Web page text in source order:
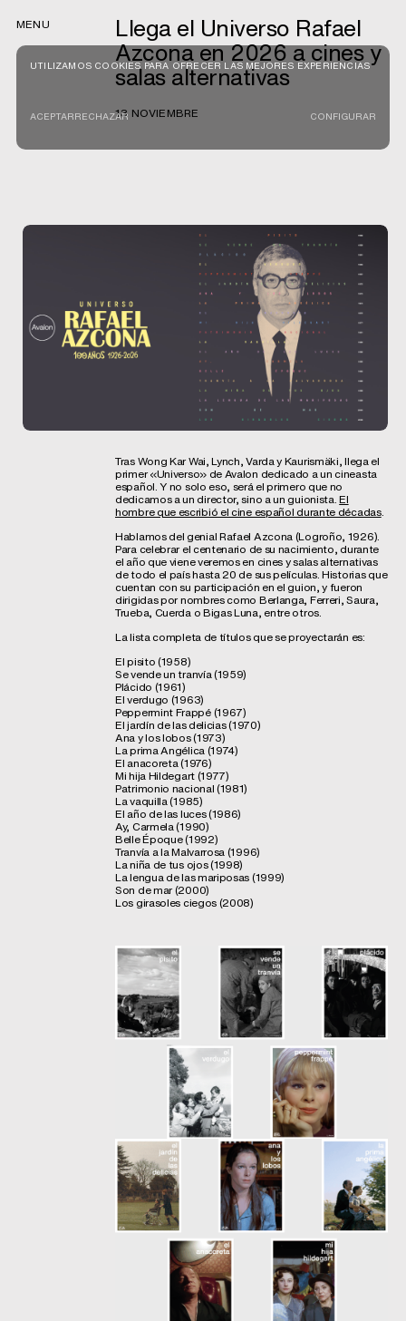
UTILIZAMOS COOKIES PARA OFRECER LAS MEJORES EXPERIENCIAS
ACEPTARRECHAZAR CONFIGURAR
MENU Llega el Universo Rafael
Azcona en 2026 a cines y
salas alternativas
13 NOVIEMBRE
Tras Wong Kar Wai, Lynch, Varda y Kaurismäki, llega el
primer «Universo» de Avalon dedicado a un cineasta
español. Y no solo eso, será el primero que no
dedicamos a un director, sino a un guionista.El
hombre que escribió el cine español durante décadas.
Hablamos del genial Rafael Azcona (Logroño, 1926).
Para celebrar el centenario de su nacimiento, durante
el año que viene veremos en cines y salas alternativas
de todo el país hasta 20 de sus películas. Historias que
cuentan con su participación en el guion, y fueron
dirigidas por nombres como Berlanga, Ferreri, Saura,
Trueba, Cuerda o Bigas Luna, entre otros.
La lista completa de títulos que se proyectarán es:
El pisito (1958)
Se vende un tranvía (1959)
Plácido (1961)
El verdugo (1963)
Peppermint Frappé (1967)
El jardín de las delicias (1970)
Ana y los lobos (1973)
La prima Angélica (1974)
El anacoreta (1976)
Mi hija Hildegart (1977)
Patrimonio nacional (1981)
La vaquilla (1985)
El año de las luces (1986)
Ay, Carmela (1990)
Belle Époque (1992)
Tranvía a la Malvarrosa (1996)
La niña de tus ojos (1998)
La lengua de las mariposas (1999)
Son de mar (2000)
Los girasoles ciegos (2008)